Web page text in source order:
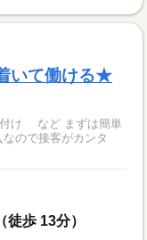
いて働ける★
付け など まずは簡単
歩 13分）